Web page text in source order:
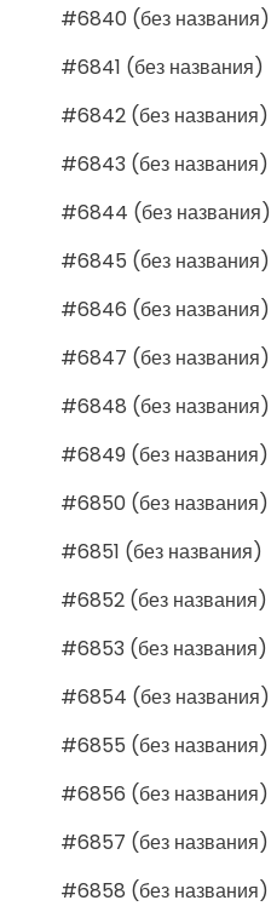
#6840 (без названия)
#6841 (без названия)
#6842 (без названия)
#6843 (без названия)
#6844 (без названия)
#6845 (без названия)
#6846 (без названия)
#6847 (без названия)
#6848 (без названия)
#6849 (без названия)
#6850 (без названия)
#6851 (без названия)
#6852 (без названия)
#6853 (без названия)
#6854 (без названия)
#6855 (без названия)
#6856 (без названия)
#6857 (без названия)
#6858 (без названия)